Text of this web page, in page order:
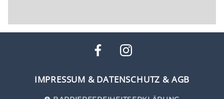
IMPRESSUM & DATENSCHUTZ & AGB